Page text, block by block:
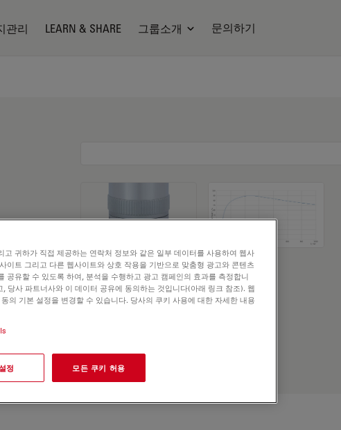
관리 LEARN & SHARE 그룹소개 문의하기
귀하가 직접 제공하는 연락처 정보와 같은 일부 데이터를 사용하여 웹사
이트 그리고 다른 웹사이트와 상호 작용을 기반으로 맞춤형 광고와 콘텐츠
공유할 수 있도록 하여, 분석을 수행하고 광고 캠페인의 효과를 측정합니
당사 파트너사와 이 데이터 공유에 동의하는 것입니다(아래 링크 참조). 웹
의 기본 설정을 변경할 수 있습니다. 당사의 쿠키 사용에 대한 자세한 내용
정 모든 쿠키 허용